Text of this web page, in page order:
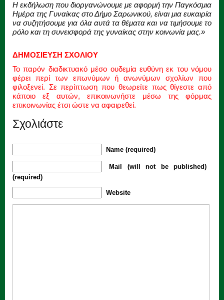
Η εκδήλωση που διοργανώνουμε με αφορμή την Παγκόσμια
Ημέρα της Γυναίκας στο Δήμο Σαρωνικού, είναι μια ευκαιρία
να συζητήσουμε για όλα αυτά τα θέματα και να τιμήσουμε το
ρόλο και τη συνεισφορά της γυναίκας στην κοινωνία μας.»
ΔΗΜΟΣΙΕΥΣΗ ΣΧΟΛΙΟΥ
Το παρόν διαδικτυακό μέσο ουδεμία ευθύνη εκ του νόμου
φέρει περί των επωνύμων ή ανωνύμων σχολίων που
φιλοξενεί. Σε περίπτωση που θεωρείτε πως θίγεστε από
κάποιο εξ αυτών, επικοινωνήστε μέσω της φόρμας
επικοινωνίας έτσι ώστε να αφαιρεθεί.
Σχολιάστε
Name (required)
Mail (will not be published)
(required)
Website